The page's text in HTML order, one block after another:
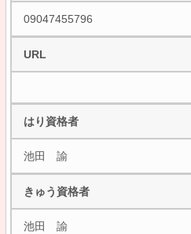
09047455796
URL
はり資格者
池田 諭
きゅう資格者
池田 諭